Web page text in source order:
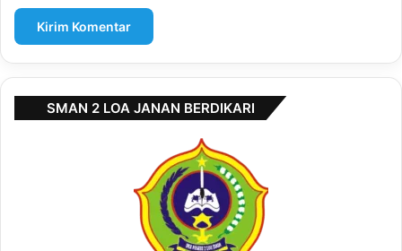
SMAN 2 LOA JANAN BERDIKARI